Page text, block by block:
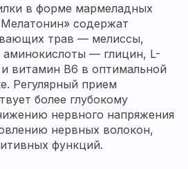
в форме мармеладных
содержат
трав — мелиссы,
— глицин, L-
витамин B6 в оптимальной
Регулярный прием
более глубокому
нервного напряжения
нервных волокон,
функций.